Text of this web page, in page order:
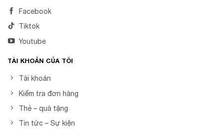
Facebook
Tiktok
Youtube
TÀI KHOẢN CỦA TÔI
Tài khoản
Kiểm tra đơn hàng
Thẻ – quà tặng
Tin tức – Sự kiện